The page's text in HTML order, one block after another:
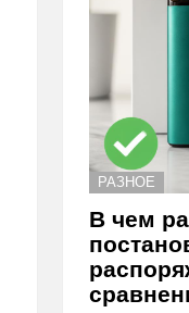
РАЗНОЕ
В чем